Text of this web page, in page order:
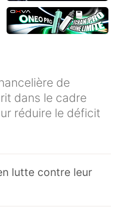
de
dans le cadre
réduire le déficit
lutte contre leur